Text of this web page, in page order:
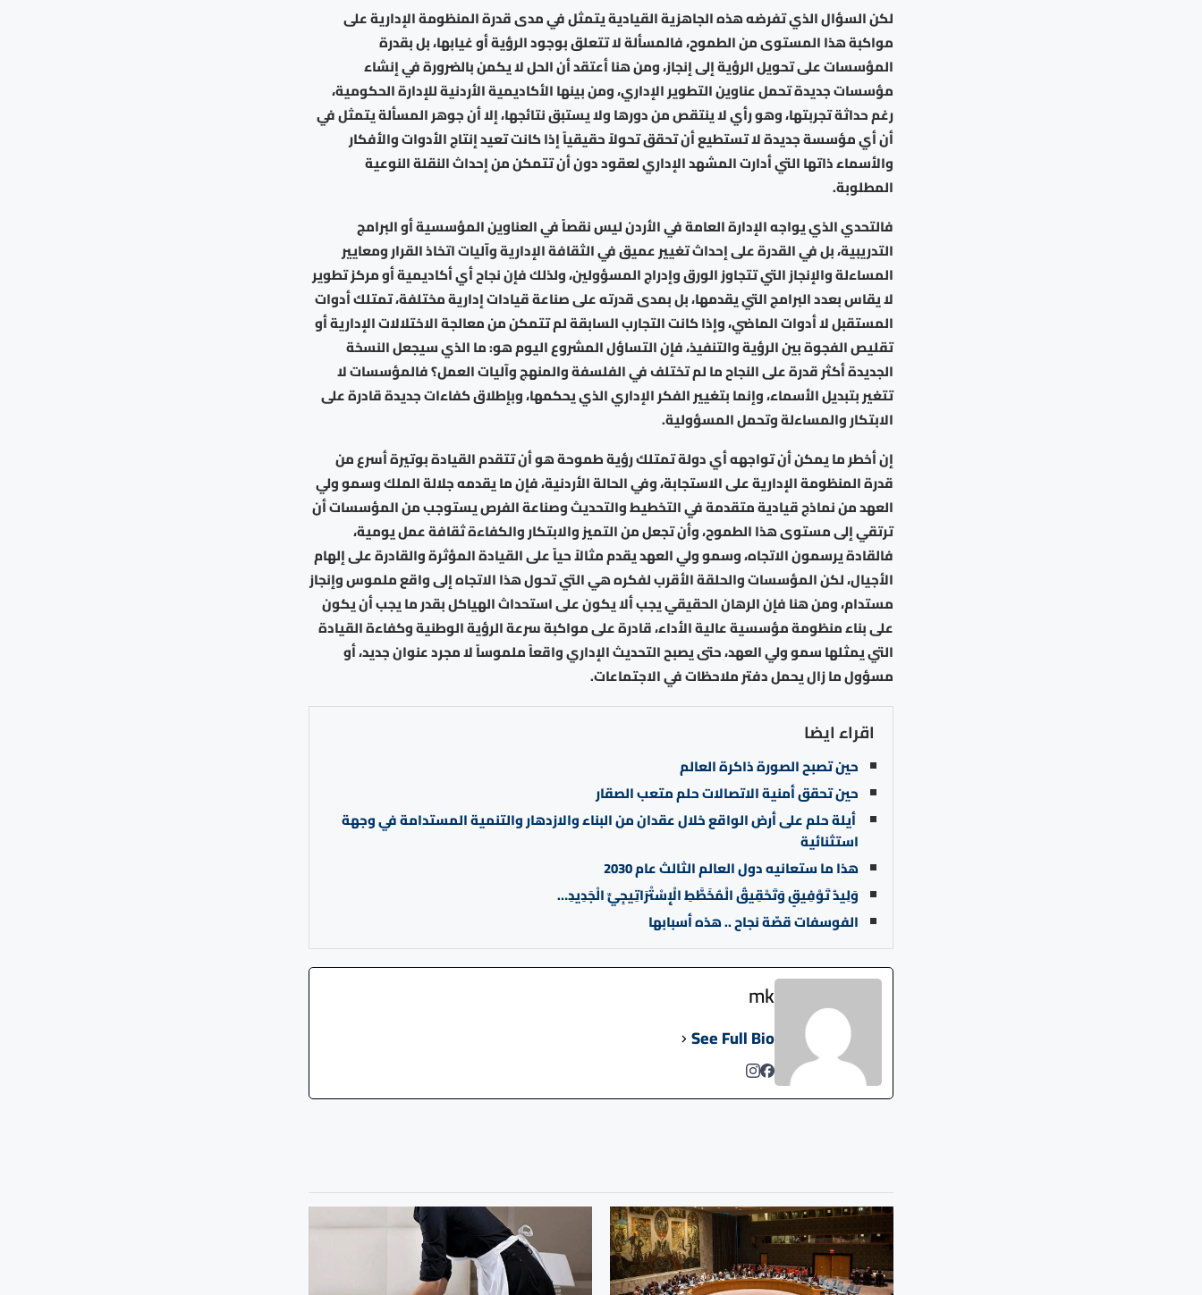
لكن السؤال الذي تفرضه هذه الجاهزية القيادية يتمثل في مدى قدرة المنظومة الإدارية على
مواكبة هذا المستوى من الطموح، فالمسألة لا تتعلق بوجود الرؤية أو غيابها، بل بقدرة
المؤسسات على تحويل الرؤية إلى إنجاز، ومن هنا أعتقد أن الحل لا يكمن بالضرورة في إنشاء
مؤسسات جديدة تحمل عناوين التطوير الإداري، ومن بينها الأكاديمية الأردنية للإدارة الحكومية،
رغم حداثة تجربتها، وهو رأي لا ينتقص من دورها ولا يستبق نتائجها، إلا أن جوهر المسألة يتمثل في
أن أي مؤسسة جديدة لا تستطيع أن تحقق تحولاً حقيقياً إذا كانت تعيد إنتاج الأدوات والأفكار
والأسماء ذاتها التي أدارت المشهد الإداري لعقود دون أن تتمكن من إحداث النقلة النوعية
المطلوبة.
فالتحدي الذي يواجه الإدارة العامة في الأردن ليس نقصاً في العناوين المؤسسية أو البرامج
التدريبية، بل في القدرة على إحداث تغيير عميق في الثقافة الإدارية وآليات اتخاذ القرار ومعايير
المساءلة والإنجاز التي تتجاوز الورق وإدراج المسؤولين، ولذلك فإن نجاح أي أكاديمية أو مركز تطوير
لا يقاس بعدد البرامج التي يقدمها، بل بمدى قدرته على صناعة قيادات إدارية مختلفة، تمتلك أدوات
المستقبل لا أدوات الماضي، وإذا كانت التجارب السابقة لم تتمكن من معالجة الاختلالات الإدارية أو
تقليص الفجوة بين الرؤية والتنفيذ، فإن التساؤل المشروع اليوم هو: ما الذي سيجعل النسخة
الجديدة أكثر قدرة على النجاح ما لم تختلف في الفلسفة والمنهج وآليات العمل؟ فالمؤسسات لا
تتغير بتبديل الأسماء، وإنما بتغيير الفكر الإداري الذي يحكمها، وبإطلاق كفاءات جديدة قادرة على
الابتكار والمساءلة وتحمل المسؤولية.
إن أخطر ما يمكن أن تواجهه أي دولة تمتلك رؤية طموحة هو أن تتقدم القيادة بوتيرة أسرع من
قدرة المنظومة الإدارية على الاستجابة، وفي الحالة الأردنية، فإن ما يقدمه جلالة الملك وسمو ولي
العهد من نماذج قيادية متقدمة في التخطيط والتحديث وصناعة الفرص يستوجب من المؤسسات أن
ترتقي إلى مستوى هذا الطموح، وأن تجعل من التميز والابتكار والكفاءة ثقافة عمل يومية،
فالقادة يرسمون الاتجاه، وسمو ولي العهد يقدم مثالاً حياً على القيادة المؤثرة والقادرة على إلهام
الأجيال، لكن المؤسسات والحلقة الأقرب لفكره هي التي تحول هذا الاتجاه إلى واقع ملموس وإنجاز
مستدام، ومن هنا فإن الرهان الحقيقي يجب ألا يكون على استحداث الهياكل بقدر ما يجب أن يكون
على بناء منظومة مؤسسية عالية الأداء، قادرة على مواكبة سرعة الرؤية الوطنية وكفاءة القيادة
التي يمثلها سمو ولي العهد، حتى يصبح التحديث الإداري واقعاً ملموساً لا مجرد عنوان جديد، أو
مسؤول ما زال يحمل دفتر ملاحظات في الاجتماعات.
اقراء ايضا
حين تصبح الصورة ذاكرة العالم
حين تحقق أمنية الاتصالات حلم متعب الصقار
أيلة حلم على أرض الواقع خلال عقدان من البناء والازدهار والتنمية المستدامة في وجهة
استثنائية
هذا ما ستعانيه دول العالم الثالث عام 2030
وَلِيدُ تَوْفِيقٍ وَتَحْقِيقُ الْمُخَطَّطِ الْإِسْتْرَاتِيجِيِّ الْجَدِيدِ…
الفوسفات قصّة نجاح .. هذه أسبابها
mk
See Full Bio